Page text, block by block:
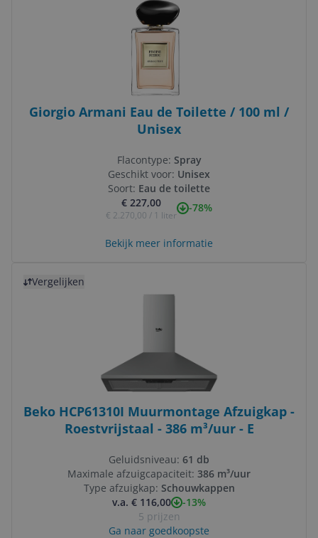
Giorgio Armani Eau de Toilette / 100 ml /
Unisex
Flacontype: Spray
Geschikt voor: Unisex
Soort: Eau de toilette
€ 227,00
€ 2.270,00 / 1 liter
-78%
Bekijk meer informatie
Vergelijken
Beko HCP61310I Muurmontage Afzuigkap -
Roestvrijstaal - 386 m³/uur - E
Geluidsniveau: 61 db
Maximale afzuigcapaciteit: 386 m³/uur
Type afzuigkap: Schouwkappen
v.a. € 116,00
-13%
5 prijzen
Ga naar goedkoopste